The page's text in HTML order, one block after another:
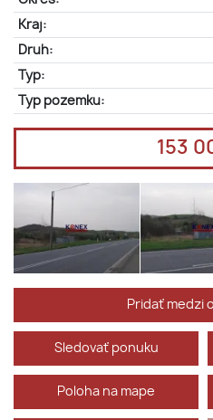
Kraj:
Druh:
Typ:
Typ pozemku:
153
Pridať medzi
Sledovať ponuku
Poloha na mape